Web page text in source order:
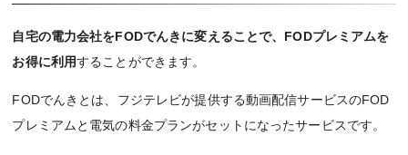
自宅の電力会社をFODでんきに変えることで、FODプレミアムを
お得に利用することができます。
FODでんきとは、フジテレビが提供する動画配信サービスのFOD
プレミアムと電気の料金プランがセットになったサービスです。